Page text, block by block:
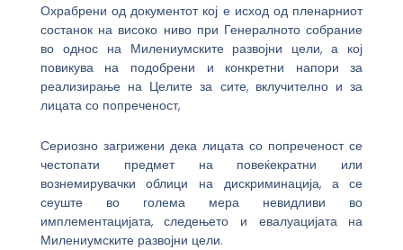
Охрабрени од документот кој е исход од пленарниот
состанок на високо ниво при Генералното собрание
во однос на Милениумските развојни цели, а кој
повикува на подобрени и конкретни напори за
реализирање на Целите за сите, вклучително и за
лицата со попреченост,
Сериозно загрижени дека лицата со попреченост се
честопати предмет на повеќекратни или
вознемирувачки облици на дискриминација, а се
сеуште во голема мера невидливи во
имплементацијата, следењето и евалуацијата на
Милениумските развојни цели.